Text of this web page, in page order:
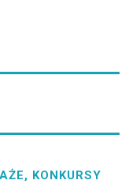
KONKURSY